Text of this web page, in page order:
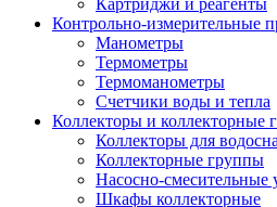
Контрольно-измерительные
Манометры
Термометры
Термоманометры
Счетчики воды и тепла
Коллекторы и коллекторные
Коллекторы для
Коллекторные группы
Насосно-смесительные
Шкафы коллекторные